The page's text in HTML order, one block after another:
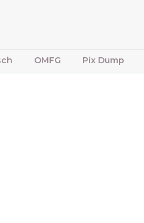
OMFG Pix Dump